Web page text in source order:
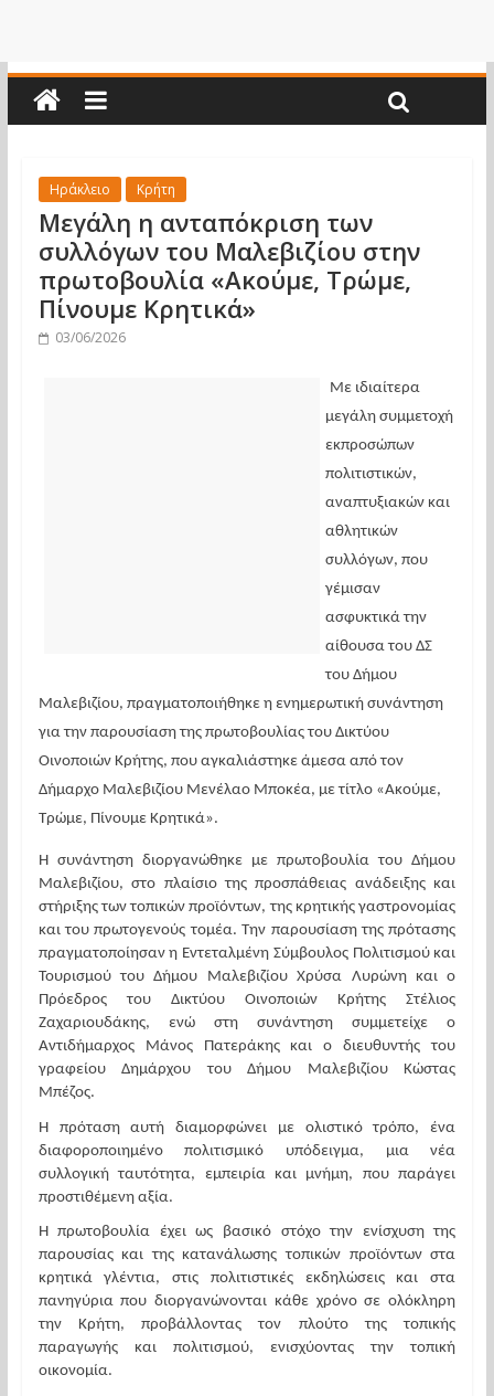
Ηράκλειο Κρήτη
Μεγάλη η ανταπόκριση των
συλλόγων του Μαλεβιζίου στην
πρωτοβουλία «Ακούμε, Τρώμε,
Πίνουμε Κρητικά»
03/06/2026
Με ιδιαίτερα
μεγάλη συμμετοχή
εκπροσώπων
πολιτιστικών,
αναπτυξιακών και
αθλητικών
συλλόγων, που
γέμισαν
ασφυκτικά την
αίθουσα του ΔΣ
του Δήμου
Μαλεβιζίου, πραγματοποιήθηκε η ενημερωτική συνάντηση
για την παρουσίαση της πρωτοβουλίας του Δικτύου
Οινοποιών Κρήτης, που αγκαλιάστηκε άμεσα από τον
Δήμαρχο Μαλεβιζίου Μενέλαο Μποκέα, με τίτλο «Ακούμε,
Τρώμε, Πίνουμε Κρητικά».
Η συνάντηση διοργανώθηκε με πρωτοβουλία του Δήμου
Μαλεβιζίου, στο πλαίσιο της προσπάθειας ανάδειξης και
στήριξης των τοπικών προϊόντων, της κρητικής γαστρονομίας
και του πρωτογενούς τομέα. Την παρουσίαση της πρότασης
πραγματοποίησαν η Εντεταλμένη Σύμβουλος Πολιτισμού και
Τουρισμού του Δήμου Μαλεβιζίου Χρύσα Λυρώνη και ο
Πρόεδρος του Δικτύου Οινοποιών Κρήτης Στέλιος
Ζαχαριουδάκης, ενώ στη συνάντηση συμμετείχε ο
Αντιδήμαρχος Μάνος Πατεράκης και ο διευθυντής του
γραφείου Δημάρχου του Δήμου Μαλεβιζίου Κώστας
Μπέζος.
Η πρόταση αυτή διαμορφώνει με ολιστικό τρόπο, ένα
διαφοροποιημένο πολιτισμικό υπόδειγμα, μια νέα
συλλογική ταυτότητα, εμπειρία και μνήμη, που παράγει
προστιθέμενη αξία.
Η πρωτοβουλία έχει ως βασικό στόχο την ενίσχυση της
παρουσίας και της κατανάλωσης τοπικών προϊόντων στα
κρητικά γλέντια, στις πολιτιστικές εκδηλώσεις και στα
πανηγύρια που διοργανώνονται κάθε χρόνο σε ολόκληρη
την Κρήτη, προβάλλοντας τον πλούτο της τοπικής
παραγωγής και πολιτισμού, ενισχύοντας την τοπική
οικονομία.